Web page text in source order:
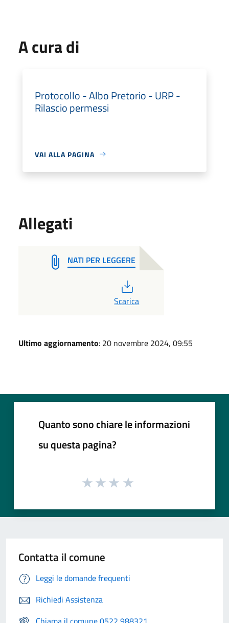
A cura di
Protocollo - Albo Pretorio - URP -
Rilascio permessi
VAI ALLA PAGINA
Allegati
NATI PER LEGGERE
Scarica
Ultimo aggiornamento: 20 novembre 2024, 09:55
Quanto sono chiare le informazioni
su questa pagina?
Contatta il comune
Leggi le domande frequenti
Richiedi Assistenza